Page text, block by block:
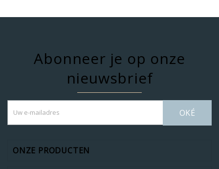
Abonneer je op onze
nieuwsbrief
OKÉ
ONZE PRODUCTEN